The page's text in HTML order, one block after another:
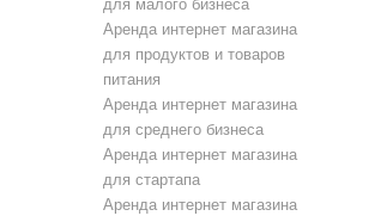
Аренда интернет магазина
для продуктов и товаров
питания
Аренда интернет магазина
для среднего бизнеса
Аренда интернет магазина
для стартапа
Аренда интернет магазина